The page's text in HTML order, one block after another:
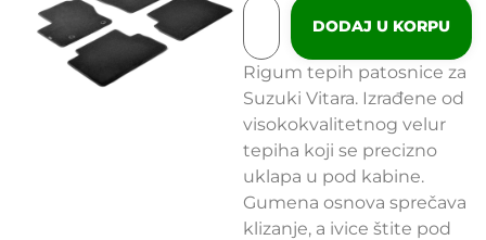
DODAJ U KORPU
Rigum tepih patosnice za
Suzuki Vitara. Izrađene od
visokokvalitetnog velur
tepiha koji se precizno
uklapa u pod kabine.
Gumena osnova sprečava
klizanje, a ivice štite pod